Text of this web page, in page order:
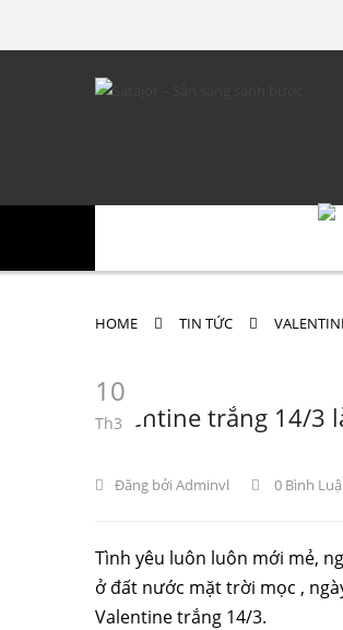
HOME TIN TỨC
10
Th3
Valentine trắng 14/3
Đăng bởi Adminvl 0 Bình
Tình yêu luôn luôn mới mẻ,
ở đất nước mặt trời mọc ,
Valentine trắng 14/3.